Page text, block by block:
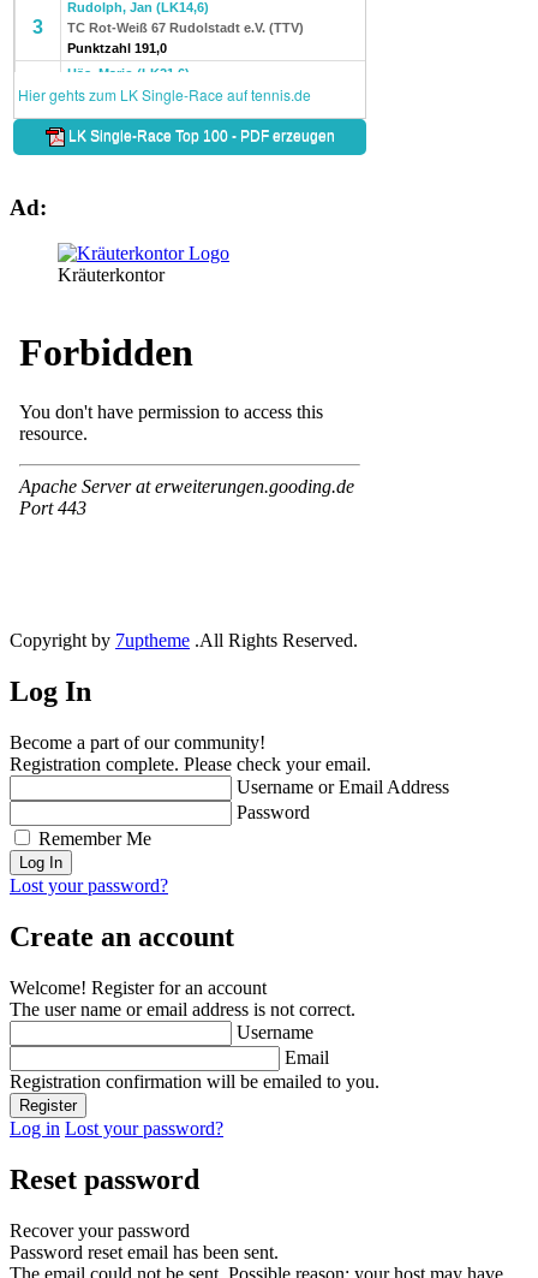
Ad:
Kräuterkontor
Copyright by 7uptheme .All Rights Reserved.
Log In
Become a part of our community!
Registration complete. Please check your email.
Username or Email Address
Password
Remember Me
Lost your password?
Create an account
Welcome! Register for an account
The user name or email address is not correct.
Username
Email
Registration confirmation will be emailed to you.
Log in Lost your password?
Reset password
Recover your password
Password reset email has been sent.
The email could not be sent. Possible reason: your host may have